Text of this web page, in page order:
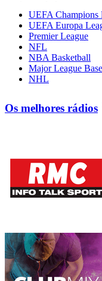
UEFA Champions
UEFA Europa
Premier League
NFL
NBA Basketball
Major League
NHL
Os melhores rádios